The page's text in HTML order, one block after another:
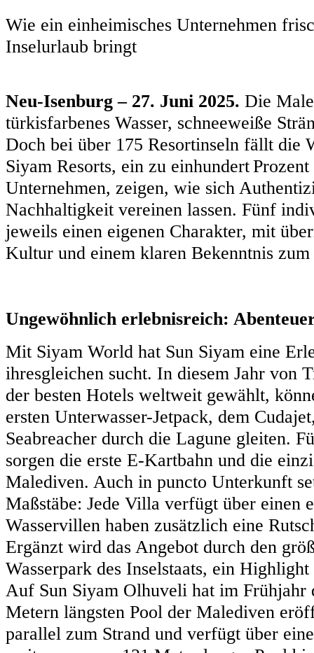
Wie ein einheimisches Unternehmen
Inselurlaub bringt
Neu-Isenburg – 27. Juni 2025. Die
türkisfarbenes Wasser, schneeweiße
Doch bei über 175 Resortinseln fällt die
Siyam Resorts, ein zu einhundert
Unternehmen, zeigen, wie sich
Nachhaltigkeit vereinen lassen. Fünf
jeweils einen eigenen Charakter, mit
Kultur und einem klaren Bekenntnis
Ungewöhnlich erlebnisreich:
Mit Siyam World hat Sun Siyam eine
ihresgleichen sucht. In diesem Jahr von
der besten Hotels weltweit gewählt,
ersten Unterwasser-Jetpack, dem
Seabreacher durch die Lagune gleiten.
sorgen die erste E-Kartbahn und die
Malediven. Auch in puncto Unterkunft
Maßstäbe: Jede Villa verfügt über einen
Wasservillen haben zusätzlich eine
Ergänzt wird das Angebot durch den
Wasserpark des Inselstaats, ein
Auf Sun Siyam Olhuveli hat im Frühjahr
Metern längsten Pool der Malediven
parallel zum Strand und verfügt über